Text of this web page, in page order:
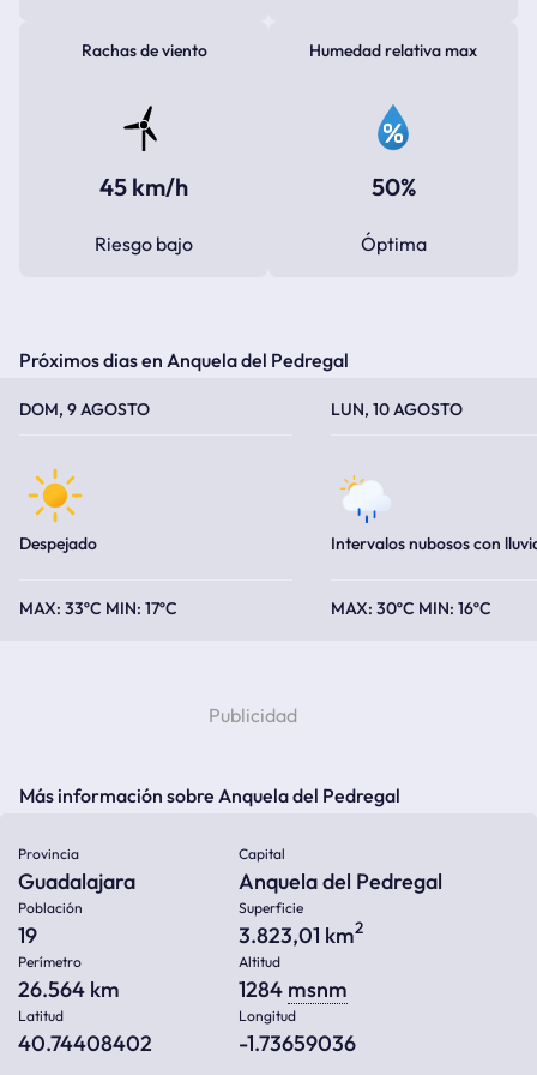
Rachas de viento
45 km/h
Riesgo bajo
Humedad relativa max
50%
Óptima
Próximos dias en Anquela del Pedregal
DOM, 9 AGOSTO
Despejado
33ºC 17ºC
LUN, 10 AGOSTO
Intervalos nubosos con
30ºC 16ºC
Más información sobre Anquela del Pedregal
Provincia
Guadalajara
Capital
Anquela del Pedregal
Población
19
Superficie
3.823,01 km2
Perímetro
26.564 km
Altitud
1284 msnm
Latitud
40.74408402
Longitud
-1.73659036